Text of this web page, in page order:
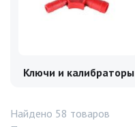
Ключи и калибраторы
Найдено 58 товаров